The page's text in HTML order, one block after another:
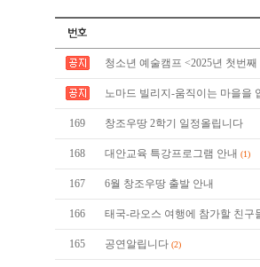
청소년 예술캠프 <2025년 첫번
노마드 빌리지-움직이는 마을을
169 창조우땅 2학기 일정올립니다
168 대안교육 특강프로그램 안내 (1)
167 6월 창조우땅 출발 안내
166 태국-라오스 여행에 참가할 친구
165 공연알립니다 (2)